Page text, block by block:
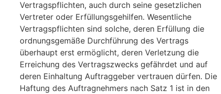
Vertragspflichten, auch durch seine gesetzlichen
Vertreter oder Erfüllungsgehilfen. Wesentliche
Vertragspflichten sind solche, deren Erfüllung die
ordnungsgemäße Durchführung des Vertrags
überhaupt erst ermöglicht, deren Verletzung die
Erreichung des Vertragszwecks gefährdet und auf
deren Einhaltung Auftraggeber vertrauen dürfen. Die
Haftung des Auftragnehmers nach Satz 1 ist in den